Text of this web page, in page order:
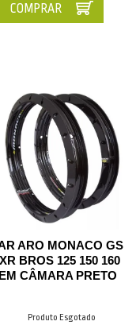
COMPRAR
ARO MONACO GS
BROS 125 150 160
CÂMARA PRETO
Produto Esgotado